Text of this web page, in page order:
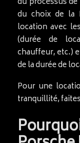
du choix de la
location avec
(durée de
chauffeur, etc.)
de la durée de
Pour une
tranquillité,